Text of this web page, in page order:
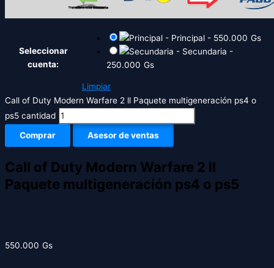
Seleccionar
cuenta:
- Principal - 550.000 Gs
- Secundaria -
250.000 Gs
Limpiar
Call of Duty Modern Warfare 2 ll Paquete multigeneración ps4 o
ps5 cantidad
Comprar
Asesor de ventas
Call of Duty Modern Warfare 2 ll
Paquete multigeneración ps4 o ps5
550.000 Gs